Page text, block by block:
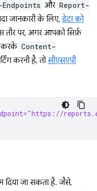
और Report-
जानकारी के लिए,डेटा को
पर, अगर आपको सिर्फ़
करके Content-
करनी है, तोसीएसएपी
दिया जा सकता है. जैसे,